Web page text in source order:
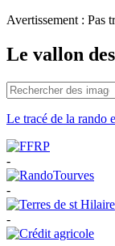
Avertissement : Pas
Le vallon
Le tracé de la rando
-
-
-